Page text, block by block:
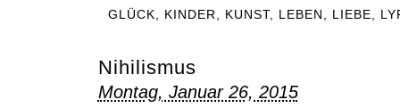
GLÜCK
KINDER KUNST, LEBEN LIEBE
Nihilismus
Montag, Januar 26, 2015